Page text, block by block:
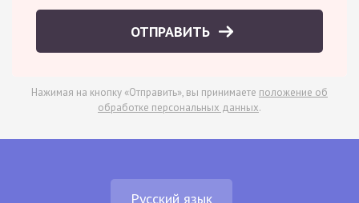
ОТПРАВИТЬ
Нажимая на кнопку «Отправить», вы принимаете положение об
обработке персональных данных.
Русский язык